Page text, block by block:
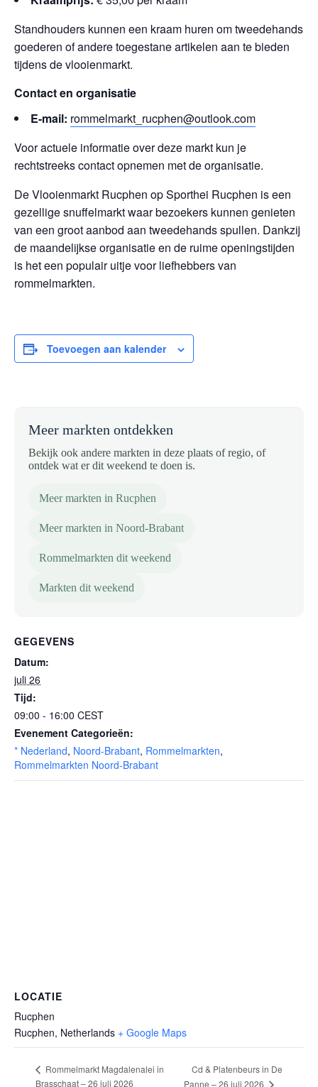
Standhouders kunnen een kraam huren om tweedehands
goederen of andere toegestane artikelen aan te bieden
tijdens de vlooienmarkt.
Contact en organisatie
E-mail: rommelmarkt_rucphen@outlook.com
Voor actuele informatie over deze markt kun je
rechtstreeks contact opnemen met de organisatie.
De Vlooienmarkt Rucphen op Sporthei Rucphen is een
gezellige snuffelmarkt waar bezoekers kunnen genieten
van een groot aanbod aan tweedehands spullen. Dankzij
de maandelijkse organisatie en de ruime openingstijden
is het een populair uitje voor liefhebbers van
rommelmarkten.
Toevoegen aan kalender
Meer markten ontdekken
Bekijk ook andere markten in deze plaats of regio, of
ontdek wat er dit weekend te doen is.
Meer markten in Rucphen
Meer markten in Noord-Brabant
Rommelmarkten dit weekend
Markten dit weekend
GEGEVENS
Datum:
juli 26
Tijd:
09:00 - 16:00 CEST
Evenement Categorieën:
* Nederland, Noord-Brabant, Rommelmarkten,
Rommelmarkten Noord-Brabant
LOCATIE
Rucphen
Rucphen, Netherlands + Google Maps
Rommelmarkt Magdalenalei in
Brasschaat – 26 juli 2026
Cd & Platenbeurs in De
Panne – 26 juli 2026